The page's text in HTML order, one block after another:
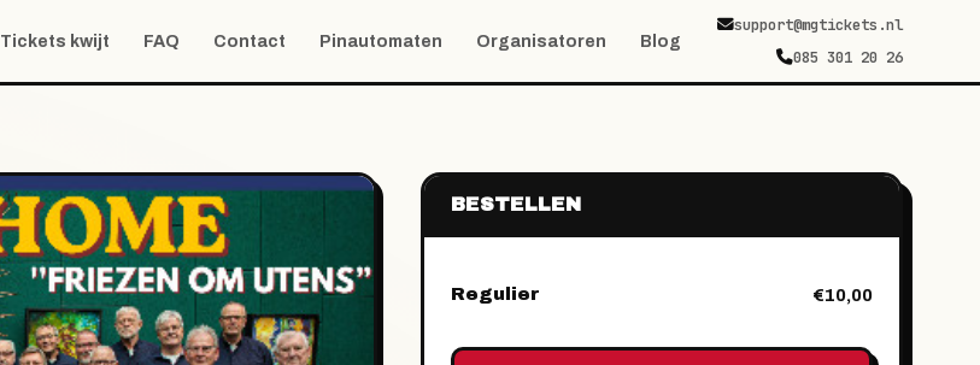
Tickets kwijt FAQ Contact Pinautomaten Organisatoren Blog
support@mgtickets.nl
085 301 20 26
BESTELLEN
Regulier €10,00